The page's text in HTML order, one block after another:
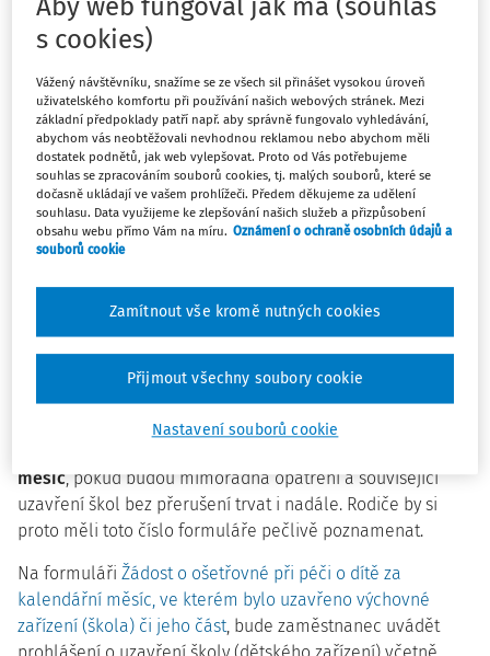
formulář pro rodiče je kombinací žádosti o ošetřovné a
výkazu péče. Rodičům tak stačí vyplnit a předat
V současnosti čeká návrh zákona o krizovém ošetřovném
naprojednání Senátem ČR, poté musí být podepsán
prezidentem republiky.
Podle navrhované právní úpravy se bude o ošetřovné
žádat za uplynulý kalendářní měsíc, tedy na začátku
měsíce listopadu za měsíc říjen.
Novinkou, která pomůže ČSSZ při hromadném
každé žádosti při jejím počátku. Toto číslo pak bude
pro identifikaci dávkového případua párování
dokladů pro zpracování dávky.
měsíc, pokud budou mimořádná opatření a související
uzavření škol bez přerušení trvat i nadále. Rodiče by si
proto měli toto číslo formuláře pečlivě poznamenat.
Na formuláři Žádost o ošetřovné při péči o dítě za
kalendářní měsíc, ve kterém bylo uzavřeno výchovné
zařízení (škola) či jeho část, bude zaměstnanec uvádět
Aby web fungoval jak má (souhlas
s cookies)
Vážený návštěvníku, snažíme se ze všech sil přinášet vysokou úroveň
uživatelského komfortu při používání našich webových stránek. Mezi
základní předpoklady patří např. aby správně fungovalo vyhledávání,
abychom vás neobtěžovali nevhodnou reklamou nebo abychom měli
dostatek podnětů, jak web vylepšovat. Proto od Vás potřebujeme
souhlas se zpracováním souborů cookies, tj. malých souborů, které se
dočasně ukládají ve vašem prohlížeči. Předem děkujeme za udělení
souhlasu. Data využijeme ke zlepšování našich služeb a přizpůsobení
obsahu webu přímo Vám na míru. Oznámení o ochraně osobních údajů a
souborů cookie
Nastavení souborů cookie
Zamítnout vše kromě nutných cookies
Přijmout všechny soubory cookie